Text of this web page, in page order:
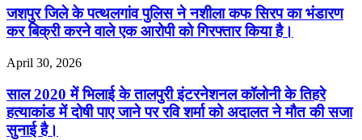
जशपुर जिले के पत्थलगांव पुलिस ने नशीला कफ सिरप का भंडारण
कर बिक्री करने वाले एक आरोपी को गिरफ्तार किया है।
April 30, 2026
साल 2020 में भिलाई के तालपुरी इंटरनेशनल कॉलोनी के तिहरे
हत्याकांड में दोषी पाए जाने पर रवि शर्मा को अदालत ने मौत की सजा
सुनाई है।